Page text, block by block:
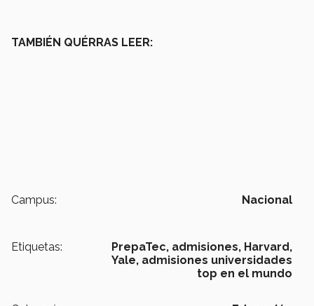
TAMBIÉN QUÉRRAS LEER:
Campus: Nacional
Etiquetas: PrepaTec, admisiones, Harvard,
Yale, admisiones universidades
top en el mundo